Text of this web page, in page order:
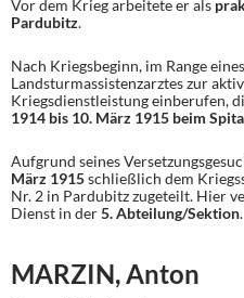
Vor dem Krieg arbeitete er als
Pardubitz.
Nach Kriegsbeginn, im Range eines
Landsturmassistenzarztes zur
Kriegsdienstleistung einberufen,
1914 bis 10. März 1915 beim
Aufgrund seines
März 1915schließlich dem
Nr. 2 in Pardubitz zugeteilt. Hier
Dienst in der5. Abteilung/Sektion.
MARZIN, Anton